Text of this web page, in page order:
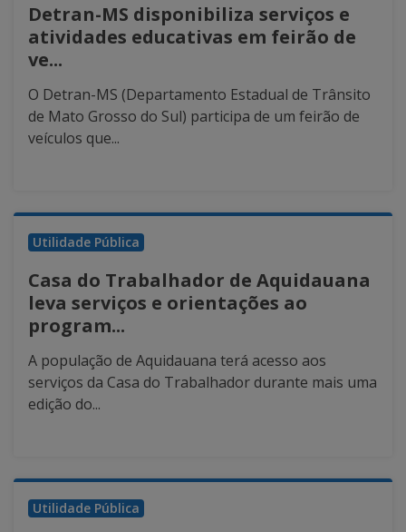
Detran-MS disponibiliza serviços e
atividades educativas em feirão de
ve...
O Detran-MS (Departamento Estadual de Trânsito
de Mato Grosso do Sul) participa de um feirão de
veículos que...
Utilidade Pública
Casa do Trabalhador de Aquidauana
leva serviços e orientações ao
program...
A população de Aquidauana terá acesso aos
serviços da Casa do Trabalhador durante mais uma
edição do...
Utilidade Pública